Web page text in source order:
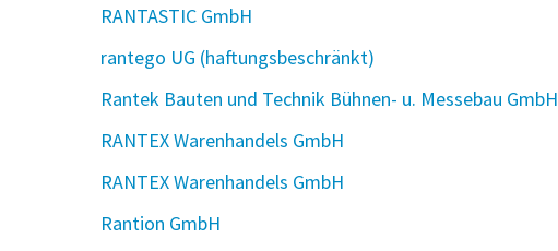
RANTASTIC GmbH
rantego UG (haftungsbeschränkt)
Rantek Bauten und Technik Bühnen- u. Messebau GmbH
RANTEX Warenhandels GmbH
RANTEX Warenhandels GmbH
Rantion GmbH